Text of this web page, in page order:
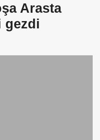
Arasta
gezdi